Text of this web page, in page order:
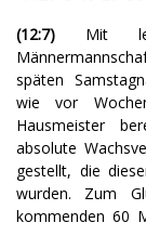
(12:7) Mit
späten
wie vor
Hausmeister
absolute
gestellt, die
wurden. Zum
kommenden 60